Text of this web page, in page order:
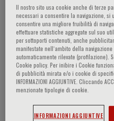
Wolfram Doehner
Partecipazioni del
Il nostro sito usa cookie anche di terze
necessari a consentire la navigazione,
consentire una migliore fruibilità di
effettuare statistiche aggregate sul suo
per sottoporti contenuti, anche
manifestate nell‘ambito della
automaticamente rilevate (profilazione).
Cookie policy. Per inibire i Cookie
di pubblicità mirata e/o i cookie di
INFORMAZIONI AGGIUNTIVE. Cliccando
menzionate tipologie di cookie.
INFORMAZIONI AGGIUNTIVE